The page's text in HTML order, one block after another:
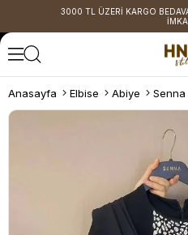
3000 TL ÜZERİ KARGO
Anasayfa Elbise Abiye